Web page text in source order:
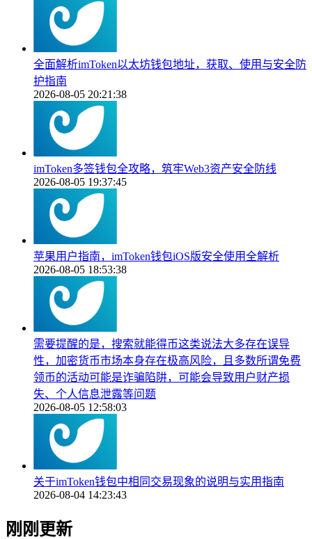
全面解析imToken以太坊钱包地址，获取、使用与安全防
护指南
2026-08-05 20:21:38
imToken多签钱包全攻略，筑牢Web3资产安全防线
2026-08-05 19:37:45
苹果用户指南，imToken钱包iOS版安全使用全解析
2026-08-05 18:53:38
需要提醒的是，搜索就能得币这类说法大多存在误导
性，加密货币市场本身存在极高风险，且多数所谓免费
领币的活动可能是诈骗陷阱，可能会导致用户财产损
失、个人信息泄露等问题
2026-08-05 12:58:03
关于imToken钱包中相同交易现象的说明与实用指南
2026-08-04 14:23:43
刚刚更新